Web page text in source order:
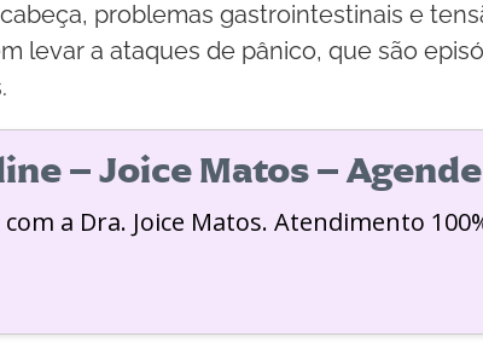
problemas gastrointestinais e
levar a ataques de pânico, que são
– Joice Matos –
a Dra. Joice Matos. Atendimento